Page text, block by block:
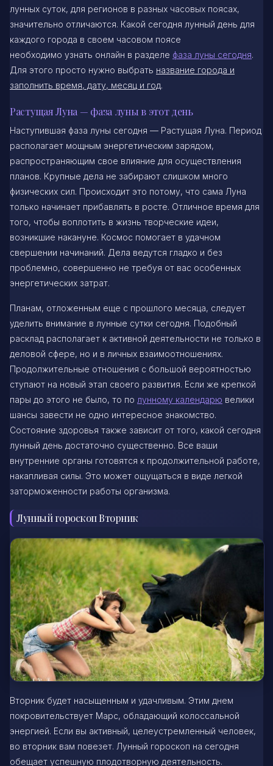
лунных суток, для регионов в разных часовых поясах,
значительно отличаются. Какой сегодня лунный день для
каждого города в своем часовом поясе
необходимо узнать онлайн в разделе фаза луны сегодня.
Для этого просто нужно выбрать название города и
заполнить время, дату, месяц и год.
Растущая Луна — фаза луны в этот день
Наступившая фаза луны сегодня — Растущая Луна. Период
располагает мощным энергетическим зарядом,
распространяющим свое влияние для осуществления
планов. Крупные дела не забирают слишком много
физических сил. Происходит это потому, что сама Луна
только начинает прибавлять в росте. Отличное время для
того, чтобы воплотить в жизнь творческие идеи,
возникшие накануне. Космос помогает в удачном
свершении начинаний. Дела ведутся гладко и без
проблемно, совершенно не требуя от вас особенных
энергетических затрат.
Планам, отложенным еще с прошлого месяца, следует
уделить внимание в лунные сутки сегодня. Подобный
расклад располагает к активной деятельности не только в
деловой сфере, но и в личных взаимоотношениях.
Продолжительные отношения с большой вероятностью
ступают на новый этап своего развития. Если же крепкой
пары до этого не было, то по лунному календарю велики
шансы завести не одно интересное знакомство.
Состояние здоровья также зависит от того, какой сегодня
лунный день достаточно существенно. Все ваши
внутренние органы готовятся к продолжительной работе,
накапливая силы. Это может ощущаться в виде легкой
заторможенности работы организма.
Лунный гороскоп Вторник
Вторник будет насыщенным и удачливым. Этим днем
покровительствует Марс, обладающий колоссальной
энергией. Если вы активный, целеустремленный человек,
во вторник вам повезет. Лунный гороскоп на сегодня
обещает успешную плодотворную деятельность.